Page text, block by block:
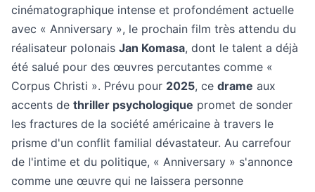
cinématographique intense et profondément actuelle
avec « Anniversary », le prochain film très attendu du
réalisateur polonais Jan Komasa, dont le talent a déjà
été salué pour des œuvres percutantes comme «
Corpus Christi ». Prévu pour 2025, ce drame aux
accents de thriller psychologique promet de sonder
les fractures de la société américaine à travers le
prisme d'un conflit familial dévastateur. Au carrefour
de l'intime et du politique, « Anniversary » s'annonce
comme une œuvre qui ne laissera personne